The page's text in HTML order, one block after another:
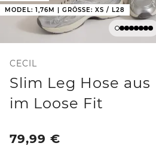
MODEL: 1,76M | GRÖSSE: XS / L28
CECIL
Slim Leg Hose
im Loose Fit
79,99 €